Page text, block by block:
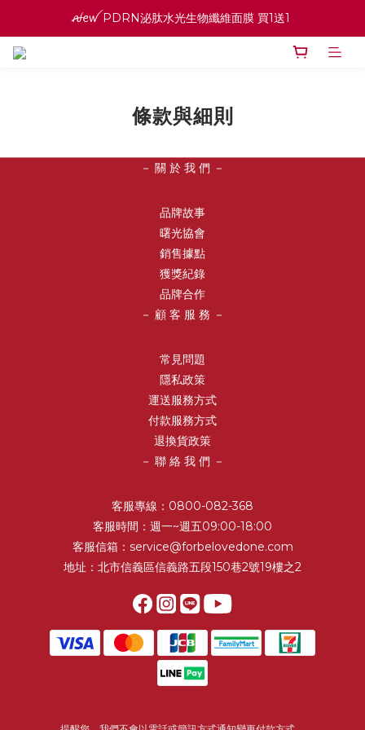
ꫛꫀꪝ PDRN泌肽水光生物纖維面膜 買1送1
ꫛꫀꪝ PDRN泌肽水光生物纖維面膜 買1送1
寵愛之名官網會員招募中 ♡ 八月消費紅利加倍送
ꫛꫀꪝ PDRN泌肽水光生物纖維面膜 買1送1
條款與細則
－ 關 於 我 們 －
品牌故事
曙光協會
銷售據點
獲獎紀錄
品牌合作
－ 顧 客 服 務 －
常見問題
隱私政策
運送服務方式
付款服務方式
退換貨政策
－ 聯 絡 我 們 －
客服專線：0800-082-368
客服時間：週一~週五09:00-18:00
客服信箱：service@forbelovedone.com
地址：北市信義區信義路五段150巷2號19樓之2